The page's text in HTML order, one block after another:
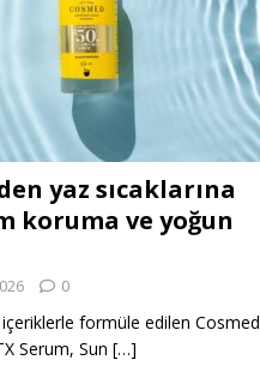
yaz sıcaklarına
koruma ve yoğun
0
formüle edilen Cosmed
Serum, Sun […]